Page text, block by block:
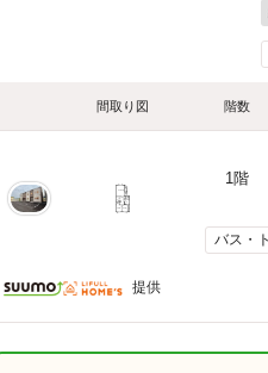
間取り図 階数
1階
バス・
提供